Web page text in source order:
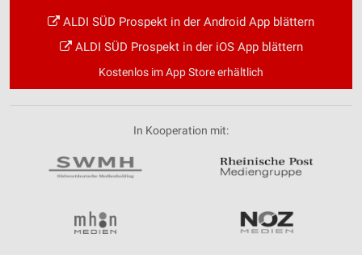
ALDI SÜD Prospekt in der Android App blättern
ALDI SÜD Prospekt in der iOS App blättern
Kostenlos im App Store erhältlich
In Kooperation mit: